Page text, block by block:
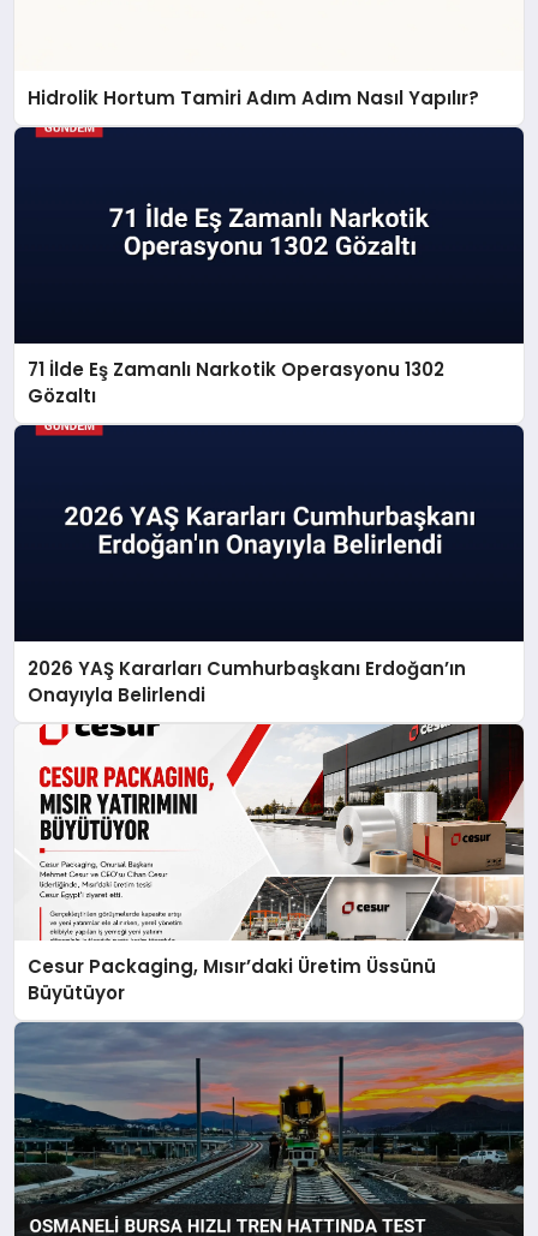
Hidrolik Hortum Tamiri Adım Adım Nasıl Yapılır?
71 İlde Eş Zamanlı Narkotik Operasyonu 1302
Gözaltı
2026 YAŞ Kararları Cumhurbaşkanı Erdoğan’ın
Onayıyla Belirlendi
Cesur Packaging, Mısır’daki Üretim Üssünü
Büyütüyor